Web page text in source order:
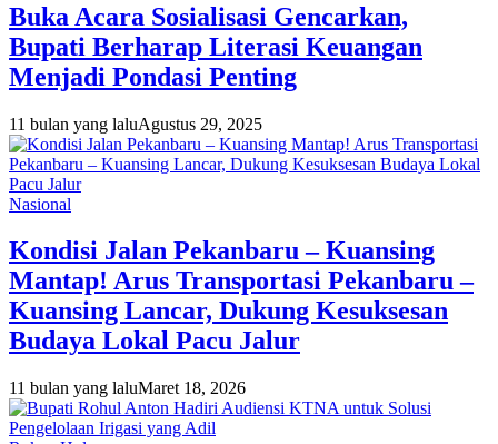
Buka Acara Sosialisasi Gencarkan,
Bupati Berharap Literasi Keuangan
Menjadi Pondasi Penting
11 bulan yang laluAgustus 29, 2025
Nasional
Kondisi Jalan Pekanbaru – Kuansing
Mantap! Arus Transportasi Pekanbaru –
Kuansing Lancar, Dukung Kesuksesan
Budaya Lokal Pacu Jalur
11 bulan yang laluMaret 18, 2026